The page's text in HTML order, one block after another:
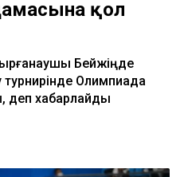
қол
Бейжіңде
турнирінде Олимпиада
деп хабарлайды